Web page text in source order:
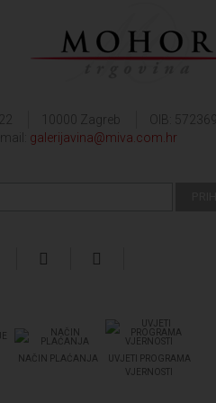
10000 Zagreb
OIB:
galerijavina@miva.com.hr
NAČIN PLAĆANJA
UVJETI PROGRAMA
VJERNOSTI